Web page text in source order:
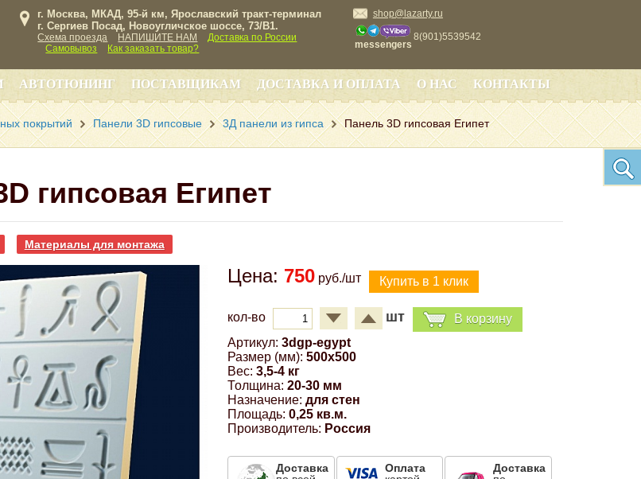
г. Москва, МКАД, 95-й км, Ярославский тракт-терминал
г. Сергиев Посад, Новоугличское шоссе, 73/B1.
Схема проезда НАПИШИТЕ НАМ
Доставка по России
Самовывоз
Как заказать товар?
shop@lazarty.ru
messengers
8(901)5539542
АВТОТЮНИНГ ПОСТАВЩИКАМ ДОСТАВКА И ОПЛАТА О НАС КОНТАКТЫ
покрытий Панели 3D гипсовые 3Д панели из гипса Панель 3D гипсовая Египет
гипсовая Египет
Материалы для монтажа
Цена: 750 руб./шт
кол-во шт
В корзину
Артикул: 3dgp-egypt
Размер (мм): 500x500
Вес: 3,5-4 кг
Толщина: 20-30 мм
Назначение: для стен
Площадь: 0,25 кв.м.
Производитель: Россия
Доставка
Оплата
Доставка